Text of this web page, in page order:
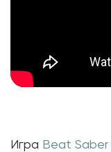
Игра Beat Saber